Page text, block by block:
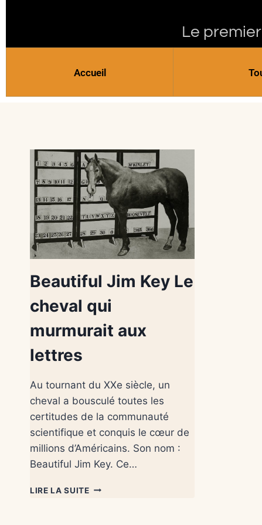
Le
Accueil
Beautiful Jim Key Le
cheval qui
murmurait aux
lettres
Au tournant du XXe siècle, un
cheval a bousculé toutes les
certitudes de la communauté
scientifique et conquis le cœur de
millions d’Américains. Son nom :
Beautiful Jim Key. Ce…
LIRE LA SUITE